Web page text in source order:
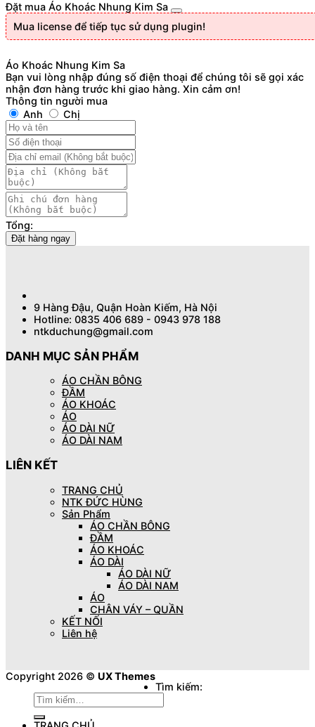
Đặt mua Áo Khoác Nhung Kim Sa
Mua license để tiếp tục sử dụng plugin!
Áo Khoác Nhung Kim Sa
Bạn vui lòng nhập đúng số điện thoại để chúng tôi sẽ gọi xác
nhận đơn hàng trước khi giao hàng. Xin cảm ơn!
Thông tin người mua
Anh
Chị
Tổng:
Đặt hàng ngay
9 Hàng Đậu, Quận Hoàn Kiếm, Hà Nội
Hotline: 0835 406 689 - 0943 978 188
ntkduchung@gmail.com
DANH MỤC SẢN PHẨM
ÁO CHẦN BÔNG
ĐẦM
ÁO KHOÁC
ÁO
ÁO DÀI NỮ
ÁO DÀI NAM
LIÊN KẾT
TRANG CHỦ
NTK ĐỨC HÙNG
Sản Phẩm
ÁO CHẦN BÔNG
ĐẦM
ÁO KHOÁC
ÁO DÀI
ÁO DÀI NỮ
ÁO DÀI NAM
ÁO
CHÂN VÁY – QUẦN
KẾT NỐI
Liên hệ
Copyright 2026 © UX Themes
Tìm kiếm: